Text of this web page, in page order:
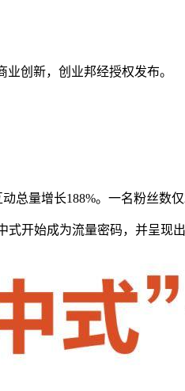
创新，创业邦经授权发布。
总量增长188%。一名粉丝数
开始成为流量密码，并呈现